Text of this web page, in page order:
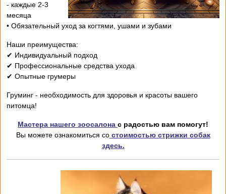
- каждые 2-3
месяца
• Обязательный уход за когтями, ушами и зубами
Наши преимущества:
✔ Индивидуальный подход
✔ Профессиональные средства ухода
✔ Опытные грумеры
Груминг - необходимость для здоровья и красоты вашего
питомца!
Мастера нашего зоосалона с радостью вам помогут!
Вы можете ознакомиться состоимостью стрижки собак
здесь.